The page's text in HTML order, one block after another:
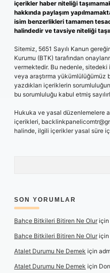
içerikler haber niteliği
hakkında paylaşım
isim benzerlikleri tamamen
halindedir ve tavsiye niteliği
Sitemiz, 5651 Sayılı Kanun
Kurumu (BTK) tarafından
vermektedir. Bu nedenle,
veya araştırma yükümlülüğümüz
yazdıkları içeriklerin
bu sorumluluğu kabul etmiş
Hukuka ve yasal düzenlemelere
içerikleri,
halinde, ilgili içerikler yasal süre
SON YORUMLAR
Bahçe Bitkileri Bitiren Ne Oluriçin
Bahçe Bitkileri Bitiren Ne Oluriçin
Atalet Durumu Ne Demek için
Atalet Durumu Ne Demek için